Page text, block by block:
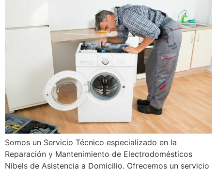
Somos un Servicio Técnico especializado en la
Reparación y Mantenimiento de Electrodomésticos
Nibels de Asistencia a Domicilio. Ofrecemos un servicio